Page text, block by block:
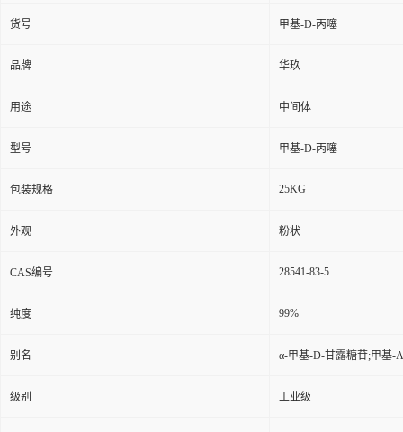
货号 甲基-D-丙噻
品牌 华玖
用途 中间体
型号 甲基-D-丙噻
包装规格 25KG
外观 粉状
CAS编号 28541-83-5
纯度 99%
别名 α-甲基-D-甘露糖苷;甲基-
级别 工业级